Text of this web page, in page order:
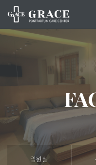
입원실